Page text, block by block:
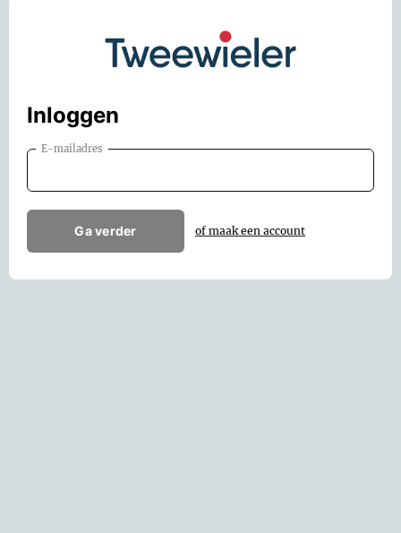
Inloggen
E-mailadres
Ga verder of maak een account